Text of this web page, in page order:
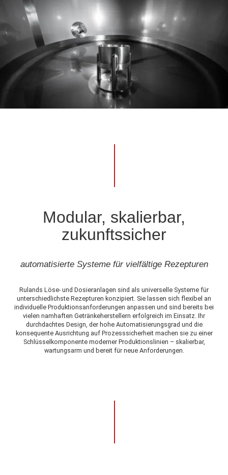
Modular, skalierbar,
zukunftssicher
automatisierte Systeme für vielfältige Rezepturen
Rulands Löse- und Dosieranlagen sind als universelle Systeme für
unterschiedlichste Rezepturen konzipiert. Sie lassen sich flexibel an
individuelle Produktionsanforderungen anpassen und sind bereits bei
vielen namhaften Getränkeherstellern erfolgreich im Einsatz. Ihr
durchdachtes Design, der hohe Automatisierungsgrad und die
konsequente Ausrichtung auf Prozesssicherheit machen sie zu einer
Schlüsselkomponente moderner Produktionslinien – skalierbar,
wartungsarm und bereit für neue Anforderungen.